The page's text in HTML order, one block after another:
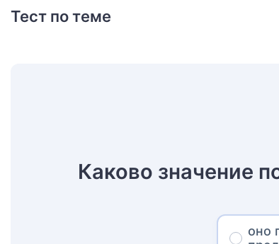
Тест по теме
Каково значение
оно